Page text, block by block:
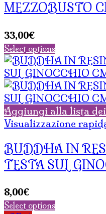
MEZZOBUSTO
33,00€
Select options
Aggiungi alla lista
Visualizzazione
BUDDHA IN
TESTA SUL
8,00€
Select options